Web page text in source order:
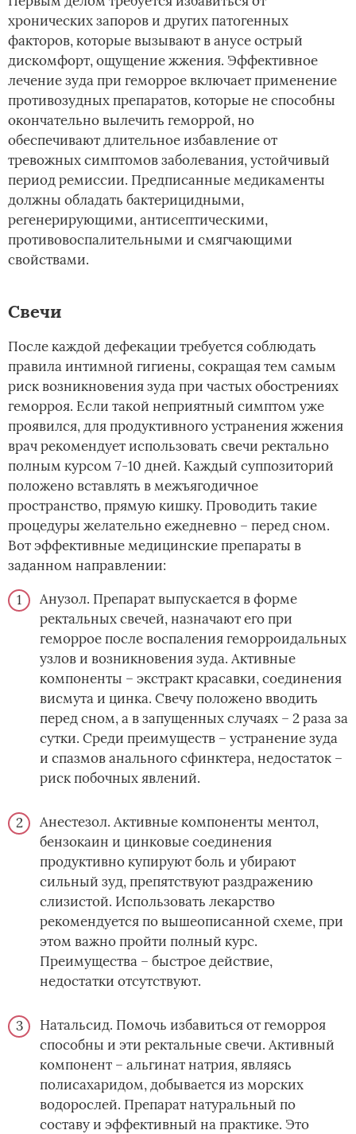
хронических запоров и других патогенных
факторов, которые вызывают в анусе острый
дискомфорт, ощущение жжения. Эффективное
лечение зуда при геморрое включает применение
противозудных препаратов, которые не способны
окончательно вылечить геморрой, но
обеспечивают длительное избавление от
тревожных симптомов заболевания, устойчивый
период ремиссии. Предписанные медикаменты
должны обладать бактерицидными,
регенерирующими, антисептическими,
противовоспалительными и смягчающими
свойствами.
Свечи
После каждой дефекации требуется соблюдать
правила интимной гигиены, сокращая тем самым
риск возникновения зуда при частых обострениях
геморроя. Если такой неприятный симптом уже
проявился, для продуктивного устранения жжения
врач рекомендует использовать свечи ректально
полным курсом 7-10 дней. Каждый суппозиторий
положено вставлять в межъягодичное
пространство, прямую кишку. Проводить такие
процедуры желательно ежедневно – перед сном.
Вот эффективные медицинские препараты в
заданном направлении:
Анузол. Препарат выпускается в форме
ректальных свечей, назначают его при
геморрое после воспаления геморроидальных
узлов и возникновения зуда. Активные
компоненты – экстракт красавки, соединения
висмута и цинка. Свечу положено вводить
перед сном, а в запущенных случаях – 2 раза за
сутки. Среди преимуществ – устранение зуда
и спазмов анального сфинктера, недостаток –
риск побочных явлений.
Анестезол. Активные компоненты ментол,
бензокаин и цинковые соединения
продуктивно купируют боль и убирают
сильный зуд, препятствуют раздражению
слизистой. Использовать лекарство
рекомендуется по вышеописанной схеме, при
этом важно пройти полный курс.
Преимущества – быстрое действие,
недостатки отсутствуют.
Натальсид. Помочь избавиться от геморроя
способны и эти ректальные свечи. Активный
компонент – альгинат натрия, являясь
полисахаридом, добывается из морских
водорослей. Препарат натуральный по
составу и эффективный на практике. Это